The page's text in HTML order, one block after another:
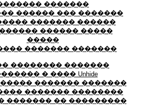
�������
������ ��� �������
������� ������
������ �����
�����
������� �������
�������� �������
� ���� Unhide
������� �������
������� ��������
������� �� ���������